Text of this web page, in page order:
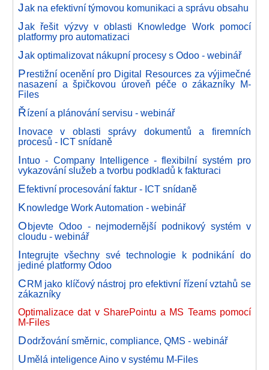
Jak na efektivní týmovou komunikaci a správu obsahu
Jak řešit výzvy v oblasti Knowledge Work pomocí
platformy pro automatizaci
Jak optimalizovat nákupní procesy s Odoo - webinář
Prestižní ocenění pro Digital Resources za výjimečné
nasazení a špičkovou úroveň péče o zákazníky M-
Files
Řízení a plánování servisu - webinář
Inovace v oblasti správy dokumentů a firemních
procesů - ICT snídaně
Intuo - Company Intelligence - flexibilní systém pro
vykazování služeb a tvorbu podkladů k fakturaci
Efektivní procesování faktur - ICT snídaně
Knowledge Work Automation - webinář
Objevte Odoo - nejmodernější podnikový systém v
cloudu - webinář
Integrujte všechny své technologie k podnikání do
jediné platformy Odoo
CRM jako klíčový nástroj pro efektivní řízení vztahů se
zákazníky
Optimalizace dat v SharePointu a MS Teams pomocí
M-Files
Dodržování směrnic, compliance, QMS - webinář
Umělá inteligence Aino v systému M-Files